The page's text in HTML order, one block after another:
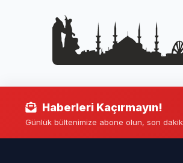
Haberleri Kaçırmayın!
Günlük bültenimize abone olun, son